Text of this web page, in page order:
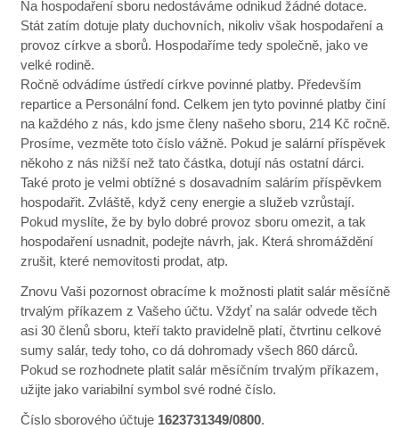
Na hospodaření sboru nedostáváme odnikud žádné dotace.
Stát zatím dotuje platy duchovních, nikoliv však hospodaření a
provoz církve a sborů. Hospodaříme tedy společně, jako ve
velké rodině.
Ročně odvádíme ústředí církve povinné platby. Především
repartice a Personální fond. Celkem jen tyto povinné platby činí
na každého z nás, kdo jsme členy našeho sboru, 214 Kč ročně.
Prosíme, vezměte toto číslo vážně. Pokud je salární příspěvek
někoho z nás nižší než tato částka, dotují nás ostatní dárci.
Také proto je velmi obtížné s dosavadním salárím příspěvkem
hospodařit. Zvláště, když ceny energie a služeb vzrůstají.
Pokud myslíte, že by bylo dobré provoz sboru omezit, a tak
hospodaření usnadnit, podejte návrh, jak. Která shromáždění
zrušit, které nemovitosti prodat, atp.
Znovu Vaši pozornost obracíme k možnosti platit salár měsíčně
trvalým příkazem z Vašeho účtu. Vždyť na salár odvede těch
asi 30 členů sboru, kteří takto pravidelně platí, čtvrtinu celkové
sumy salár, tedy toho, co dá dohromady všech 860 dárců.
Pokud se rozhodnete platit salár měsíčním trvalým příkazem,
užijte jako variabilní symbol své rodné číslo.
Číslo sborového účtuje 1623731349/0800.